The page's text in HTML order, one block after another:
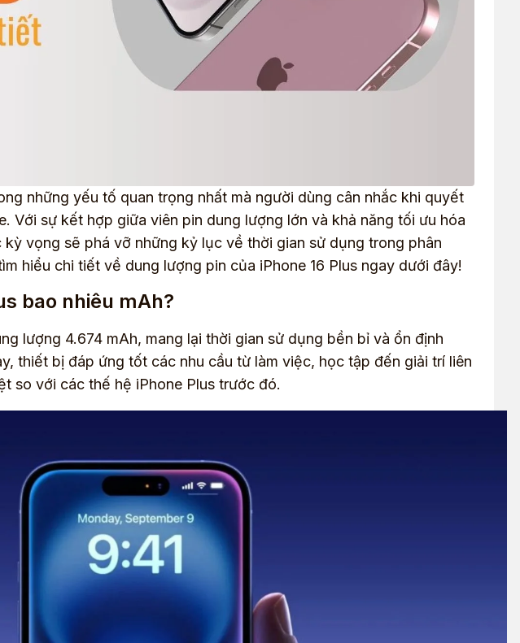
những yếu tố quan trọng nhất mà người dùng cân nhắc khi quyết
Với sự kết hợp giữa viên pin dung lượng lớn và khả năng tối ưu hóa
vọng sẽ phá vỡ những kỷ lục về thời gian sử dụng trong phân
hiểu chi tiết về dung lượng pin của iPhone 16 Plus ngay dưới đây!
bao nhiêu mAh?
lượng 4.674 mAh, mang lại thời gian sử dụng bền bỉ và ổn định
thiết bị đáp ứng tốt các nhu cầu từ làm việc, học tập đến giải trí liên
so với các thế hệ iPhone Plus trước đó.